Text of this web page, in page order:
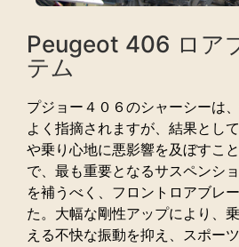
Peugeot 406 ロア
テム
プジョー４０６のシャーシーは
よく指摘されますが、結果とし
や乗り心地に悪影響を及ぼすこ
で、最も重要となるサスペンシ
を補うべく、フロントロアブレ
た。大幅な剛性アップにより、
える不快な振動を抑え、スポー